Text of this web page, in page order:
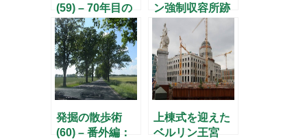
(59) – 70年目の
「解放」の日、
ドイツ・ロシア
博物館にて –
ン強制収容所跡
を歩く(1) -駅か
らの道のり-
発掘の散歩術
(60) – 番外編：
上棟式を迎えた
ベルリン王宮